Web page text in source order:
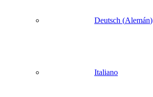
Deutsch (Alemán)
Italiano